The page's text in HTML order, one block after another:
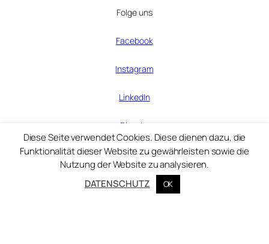
Folge uns
Facebook
Instagram
LinkedIn
Bluesky
© Zentralinstitut für Kunstgeschichte 2025
Diese Seite verwendet Cookies. Diese dienen dazu, die
Funktionalität dieser Website zu gewährleisten sowie die
Nutzung der Website zu analysieren.
DATENSCHUTZ
OK